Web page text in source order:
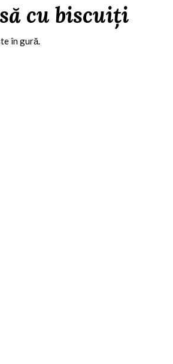
cu biscuiți
în gură.